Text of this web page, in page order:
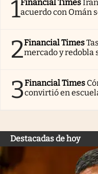
1Financial Times
acuerdo con Omán
2Financial Times
mercado y redobla
3Financial Times
convirtió en
Destacadas de hoy